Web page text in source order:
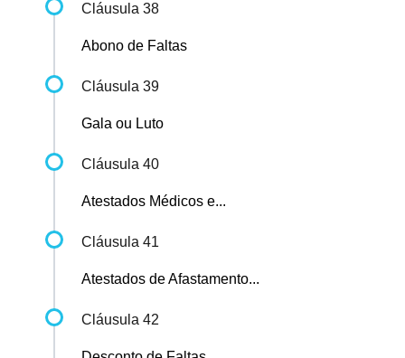
Cláusula 38
Abono de Faltas
Cláusula 39
Gala ou Luto
Cláusula 40
Atestados Médicos e...
Cláusula 41
Atestados de Afastamento...
Cláusula 42